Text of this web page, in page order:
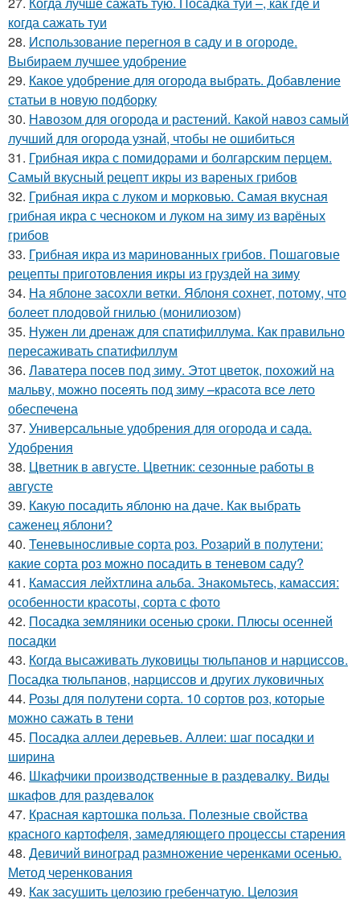
когда сажать туи
28. Использование перегноя в саду и в огороде.
Выбираем лучшее удобрение
29. Какое удобрение для огорода выбрать. Добавление
статьи в новую подборку
30. Навозом для огорода и растений. Какой навоз самый
лучший для огорода узнай, чтобы не ошибиться
31. Грибная икра с помидорами и болгарским перцем.
Самый вкусный рецепт икры из вареных грибов
32. Грибная икра с луком и морковью. Самая вкусная
грибная икра с чесноком и луком на зиму из варёных
грибов
33. Грибная икра из маринованных грибов. Пошаговые
рецепты приготовления икры из груздей на зиму
34. На яблоне засохли ветки. Яблоня сохнет, потому, что
болеет плодовой гнилью (монилиозом)
35. Нужен ли дренаж для спатифиллума. Как правильно
пересаживать спатифиллум
36. Лаватера посев под зиму. Этот цветок, похожий на
мальву, можно посеять под зиму –красота все лето
обеспечена
37. Универсальные удобрения для огорода и сада.
Удобрения
38. Цветник в августе. Цветник: сезонные работы в
августе
39. Какую посадить яблоню на даче. Как выбрать
саженец яблони?
40. Теневыносливые сорта роз. Розарий в полутени:
какие сорта роз можно посадить в теневом саду?
41. Камассия лейхтлина альба. Знакомьтесь, камассия:
особенности красоты, сорта с фото
42. Посадка земляники осенью сроки. Плюсы осенней
посадки
43. Когда высаживать луковицы тюльпанов и нарциссов.
Посадка тюльпанов, нарциссов и других луковичных
44. Розы для полутени сорта. 10 сортов роз, которые
можно сажать в тени
45. Посадка аллеи деревьев. Аллеи: шаг посадки и
ширина
46. Шкафчики производственные в раздевалку. Виды
шкафов для раздевалок
47. Красная картошка польза. Полезные свойства
красного картофеля, замедляющего процессы старения
48. Девичий виноград размножение черенками осенью.
Метод черенкования
49. Как засушить целозию гребенчатую. Целозия